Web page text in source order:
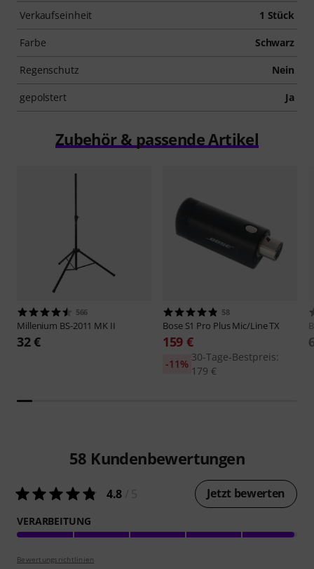
Verkaufseinheit 1 Stück
Farbe Schwarz
Regenschutz Nein
gepolstert Ja
Zubehör & passende Artikel
566
Millenium BS-2011 MK II
32 €
58
Bose S1 Pro Plus Mic/Line TX
159 €
30-Tage-Bestpreis:
179 €
-11%
58 Kundenbewertungen
4.8 Jetzt bewerten
VERARBEITUNG
Bewertungsrichtlinien